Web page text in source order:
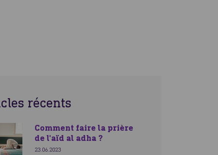
récents
Comment faire la prière
de l'aïd al adha ?
23.06.2023